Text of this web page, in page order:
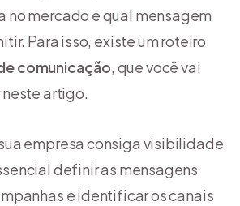
no mercado e qual mensagem
Para isso, existe um roteiro
comunicação, que você vai
artigo.
empresa consiga visibilidade
definir as mensagens
e identificar os canais